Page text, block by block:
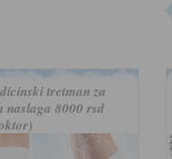
tretman za
naslaga 8000 rsd